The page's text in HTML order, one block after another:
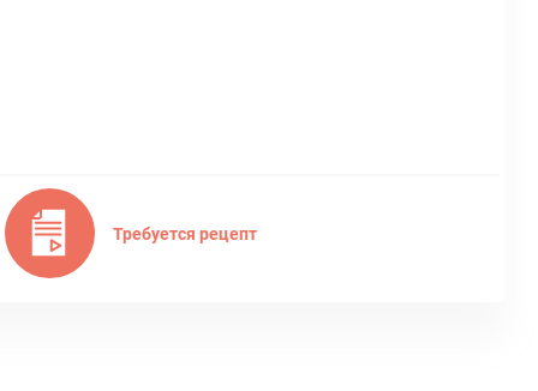
Требуется рецепт